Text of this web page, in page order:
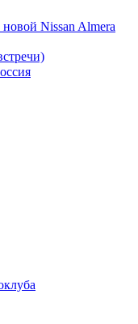
Nissan Almera